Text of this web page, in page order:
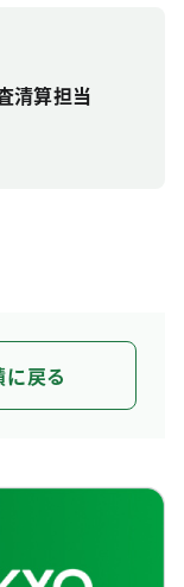
清算担当
戻る